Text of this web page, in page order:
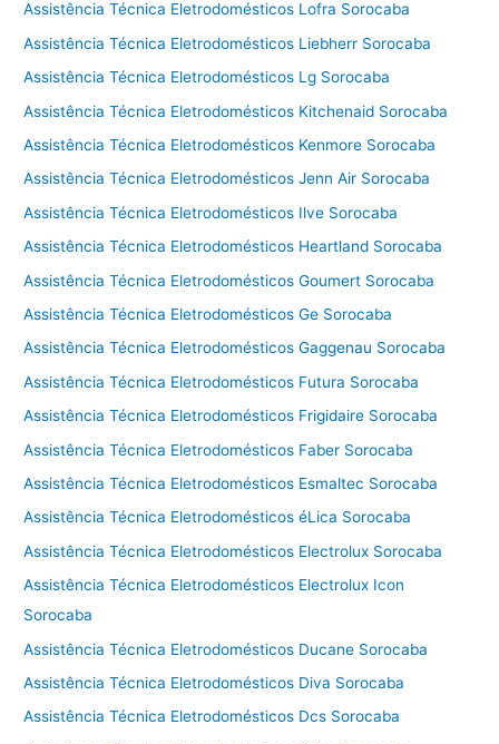
Assistência Técnica Eletrodomésticos Lofra Sorocaba
Assistência Técnica Eletrodomésticos Liebherr Sorocaba
Assistência Técnica Eletrodomésticos Lg Sorocaba
Assistência Técnica Eletrodomésticos Kitchenaid Sorocaba
Assistência Técnica Eletrodomésticos Kenmore Sorocaba
Assistência Técnica Eletrodomésticos Jenn Air Sorocaba
Assistência Técnica Eletrodomésticos Ilve Sorocaba
Assistência Técnica Eletrodomésticos Heartland Sorocaba
Assistência Técnica Eletrodomésticos Goumert Sorocaba
Assistência Técnica Eletrodomésticos Ge Sorocaba
Assistência Técnica Eletrodomésticos Gaggenau Sorocaba
Assistência Técnica Eletrodomésticos Futura Sorocaba
Assistência Técnica Eletrodomésticos Frigidaire Sorocaba
Assistência Técnica Eletrodomésticos Faber Sorocaba
Assistência Técnica Eletrodomésticos Esmaltec Sorocaba
Assistência Técnica Eletrodomésticos éLica Sorocaba
Assistência Técnica Eletrodomésticos Electrolux Sorocaba
Assistência Técnica Eletrodomésticos Electrolux Icon
Sorocaba
Assistência Técnica Eletrodomésticos Ducane Sorocaba
Assistência Técnica Eletrodomésticos Diva Sorocaba
Assistência Técnica Eletrodomésticos Dcs Sorocaba